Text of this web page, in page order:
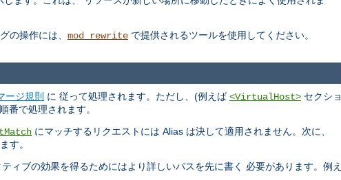
の操作には、 mod_rewrite で提供されるツールを使用してください。
ージ規則 に 従って処理されます。ただし、(例えば<VirtualHost> セクショ
番で処理されます。
にマッチするリクエストには Alias は決して適用されません。次に、
す。
ィブの効果を得るためにはより詳しいパスを先に書く 必要があります。例え